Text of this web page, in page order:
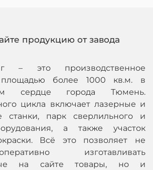
продукцию от завода
– это производственное
площадью более 1000 кв.м. в
сердце города Тюмень.
цикла включает лазерные и
станки, парк сверлильного и
а также участок
Всё это позволяет не
изготавливать
на сайте товары, но и